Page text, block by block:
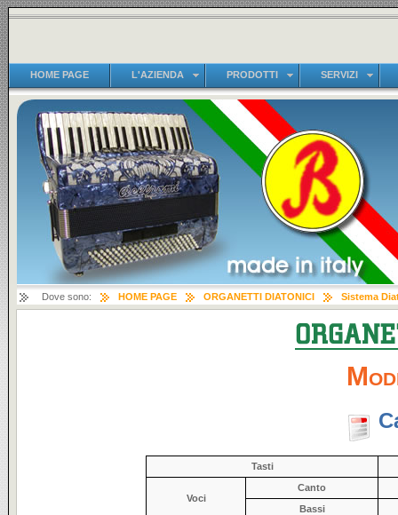
HOME PAGE L'AZIENDA PRODOTTI SERVIZI
Dove sono: HOME PAGE ORGANETTI DIATONICI Sistema
Tasti
Voci
Canto
Bassi